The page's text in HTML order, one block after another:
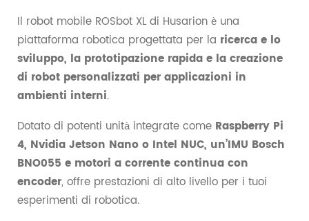
Il robot mobile ROSbot XL di Husarion è una
piattaforma robotica progettata per la ricerca e lo
sviluppo, la prototipazione rapida e la creazione
di robot personalizzati per applicazioni in
ambienti interni.
Dotato di potenti unità integrate come Raspberry Pi
4, Nvidia Jetson Nano o Intel NUC, un’IMU Bosch
BNO055 e motori a corrente continua con
encoder, offre prestazioni di alto livello per i tuoi
esperimenti di robotica.